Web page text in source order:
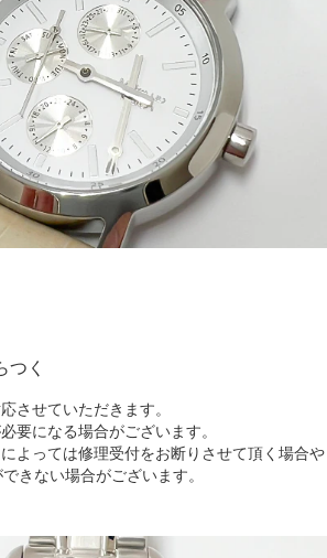
つく
させていただきます。
要になる場合がございます。
よっては修理受付をお断りさせて頂く場合や
きない場合がございます。